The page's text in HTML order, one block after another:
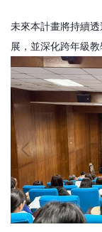
未來本計畫將持續
展，並深化跨年級